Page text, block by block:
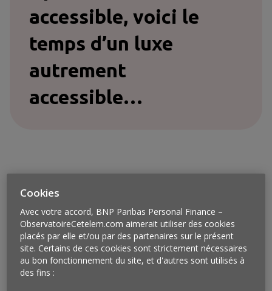
accessible, voici le
temps d’un luxe
autrement
accessible…
Cookies
Avec votre accord, BNP Paribas Personal Finance –
ObservatoireCetelem.com aimerait utiliser des cookies
placés par elle et/ou par des partenaires sur le présent
site. Certains de ces cookies sont strictement nécessaires
au bon fonctionnement du site, et d'autres sont utilisés à
des fins :